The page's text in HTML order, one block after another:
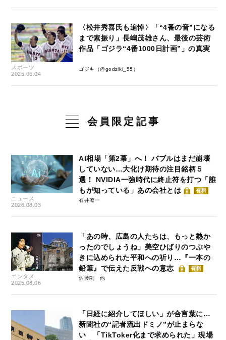
スポーツ
2025.06.04
〈松井秀喜氏も追悼〉「“4番の音”になる
まで素振り」長嶋茂雄さん、最後の芸術
作品「ゴジラ“4番1000日計画”」の真実
ゴジキ（@godziki_55）
会員限定記事
ニュース
2026.08.03
AI相場「第2幕」へ！ バブルはまだ崩壊
していない…大化け期待の注目銘柄５
選！ NVIDIA一強時代に終止符を打つ「誰
もが知っている」あの会社とは
有料
石井僚一
エンタメ
2025.08.06
「あの時、広島の人たちは、もっと熱か
ったのでしょうね」美空ひばりのつぶや
きに込められた平和への祈り…『一本の
鉛筆』で伝えた反戦への意志
有料
佐藤剛
「日経に紹介してほしい」が合言葉に…
新聞社の“記者流出ドミノ”が止まらな
い 「TikToker化まで求められた」現場